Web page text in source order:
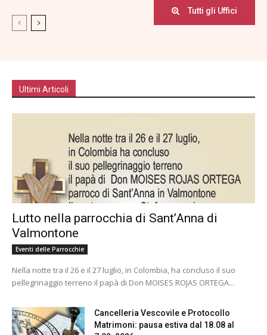
Tutti gli Uffici
Ultimi Articoli
Lutto nella parrocchia di Sant’Anna di
Valmontone
Eventi delle Parrocchie
Nella notte tra il 26 e il 27 luglio, in Colombia, ha concluso il suo
pellegrinaggio terreno il papà di Don MOISES ROJAS ORTEGA...
Cancelleria Vescovile e Protocollo
Matrimoni: pausa estiva dal 18.08 al